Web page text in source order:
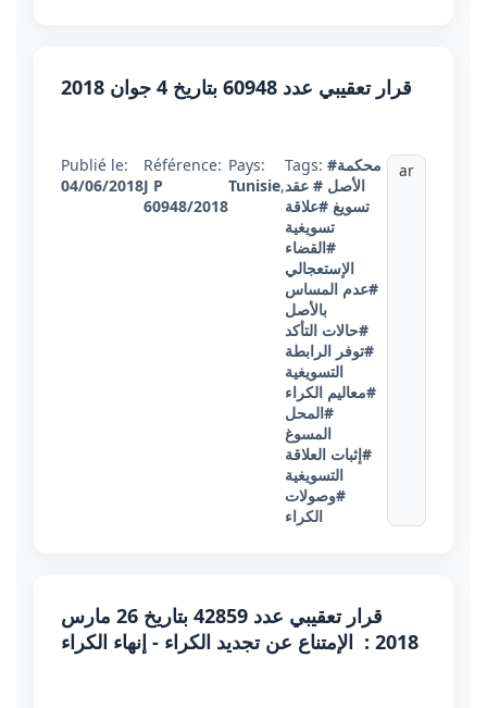
قرار تعقيبي عدد 60948 بتاريخ 4 جوان 2018
Publié le:
04/06/2018
Référence:
J P
60948/2018
Pays:
Tunisie,
Tags: #محكمة
الأصل # عقد
تسويغ #علاقة
تسويغية
#القضاء
الإستعجالي
#عدم المساس
بالأصل
#حالات التأكد
#توفر الرابطة
التسويغية
#معاليم الكراء
#المحل
المسوغ
#إثبات العلاقة
التسويغية
#وصولات
الكراء
ar
قرار تعقيبي عدد 42859 بتاريخ 26 مارس
2018 : الإمتناع عن تجديد الكراء - إنهاء الكراء